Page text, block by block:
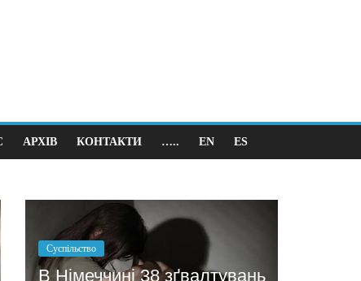
АРХІВ КОНТАКТИ ….. EN ES
Бажання заробити мотивує